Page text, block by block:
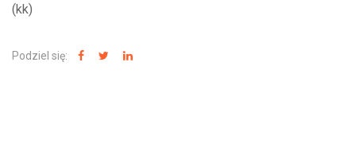
(kk)
Podziel się: